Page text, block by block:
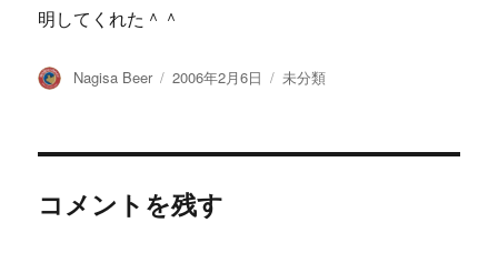
明してくれた＾＾
投
Nagisa Beer
投
2006年2月6日
カ
未分類
コメントを残す